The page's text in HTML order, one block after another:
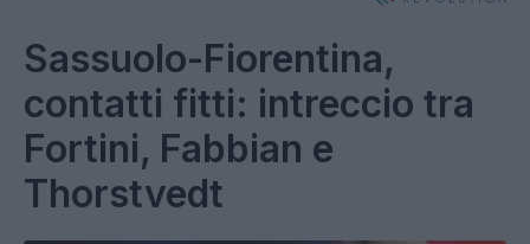
Sassuolo-Fiorentina,
contatti fitti: intreccio tra
Fortini, Fabbian e
Thorstvedt